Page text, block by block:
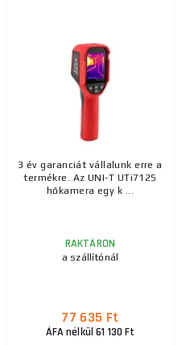
3 év garanciát vállalunk erre a
termékre. Az UNI-T UTi712S
hőkamera egy k ...
RAKTÁRON
a szállítónál
77 635 Ft
ÁFA nélkül 61 130 Ft